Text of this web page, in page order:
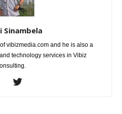
Sinambela
vibizmedia.com and he is also a
technology services in Vibiz